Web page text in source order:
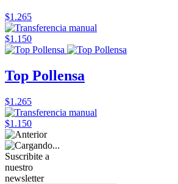
$1.265
$1.150
Top Pollensa
$1.265
$1.150
Suscribite a
nuestro
newsletter